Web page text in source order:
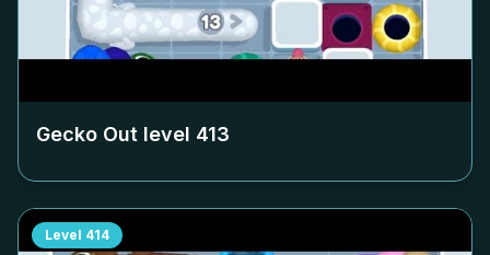
Gecko Out level 413
Level 414